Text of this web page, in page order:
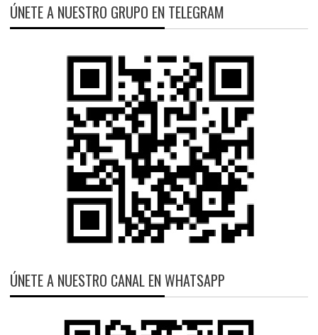
ÚNETE A NUESTRO GRUPO EN TELEGRAM
ÚNETE A NUESTRO CANAL EN WHATSAPP